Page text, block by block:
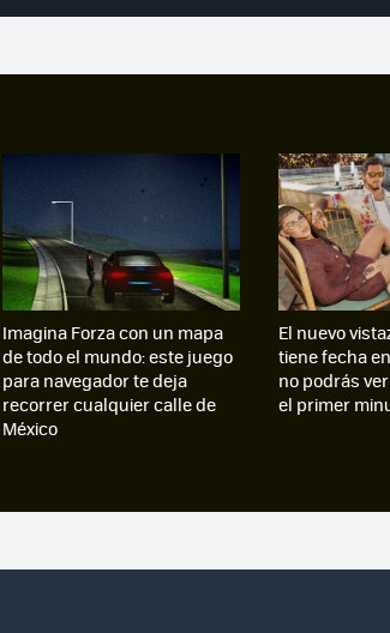
Imagina Forza con un mapa
de todo el mundo: este juego
para navegador te deja
recorrer cualquier calle de
México
El nuevo
tiene fecha
no podrás
el primer